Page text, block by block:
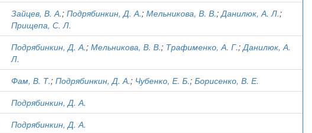
Зайцев, В. А.; Подрябинкин, Д. А.; Мельникова, В. В.;Данилюк, А. Л.;
Прищепа, С. Л.
Подрябинкин, Д. А.; Мельникова, В. В.; Трафименко, А. Г.;Данилюк, А.
Л.
Фам, В. Т.; Подрябинкин, Д. А.; Чубенко, Е. Б.; Борисенко, В. Е.
Подрябинкин, Д. А.
Подрябинкин, Д. А.